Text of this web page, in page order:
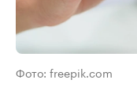
Фото: freepik.com